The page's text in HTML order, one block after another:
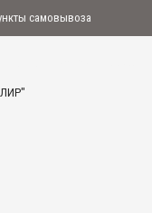
самовывоза